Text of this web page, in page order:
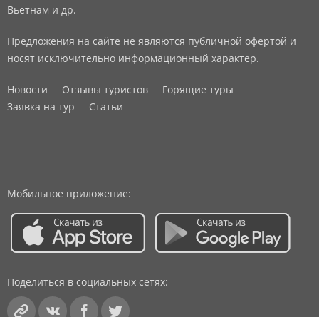
Вьетнам и др.
Предложения на сайте не являются публичной офертой и
носят исключительно информационный характер.
Новости Отзывы туристов
Горящие туры
Заявка на тур
Статьи
Мобильное приложение:
Поделиться в социальных сетях: